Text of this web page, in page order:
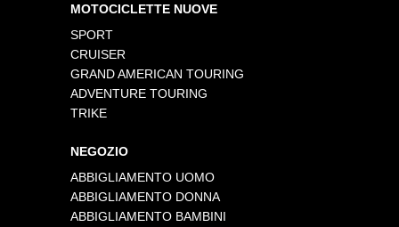
MOTOCICLETTE NUOVE
SPORT
CRUISER
GRAND AMERICAN TOURING
ADVENTURE TOURING
TRIKE
NEGOZIO
ABBIGLIAMENTO UOMO
ABBIGLIAMENTO DONNA
ABBIGLIAMENTO BAMBINI